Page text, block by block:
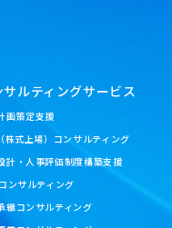
サルティングサービス
画策定支援
株式上場）コンサルティング
計・人事評価制度構築支援
ンサルティング
継コンサルティング